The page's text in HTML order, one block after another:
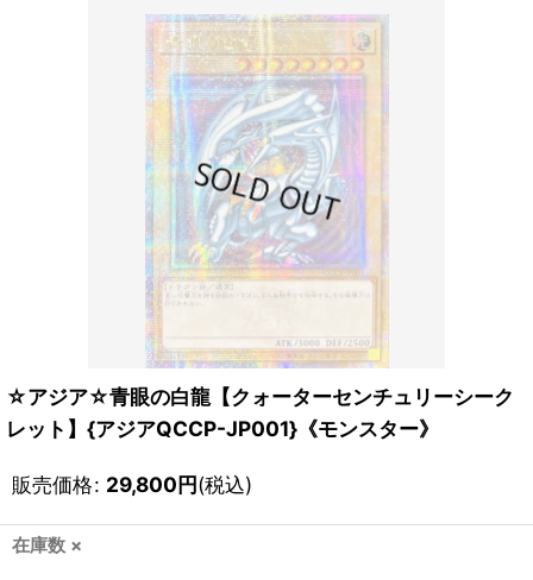
☆アジア☆青眼の白龍【クォーターセンチュリーシーク
レット】{アジアQCCP-JP001}《モンスター》
販売価格: 29,800円(税込)
在庫数 ×